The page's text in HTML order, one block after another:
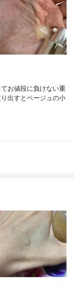
お値段に負けない重
出すとベージュの小